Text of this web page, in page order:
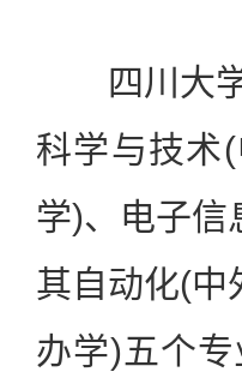
四川大学
科学与技术
学)、电子信
其自动化(中
办学)五个